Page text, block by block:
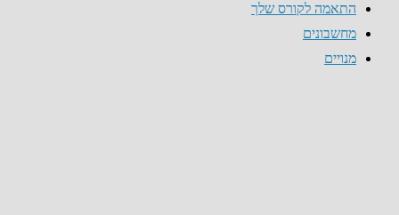
התאמה לקורס שלך
מחשבונים
מנויים